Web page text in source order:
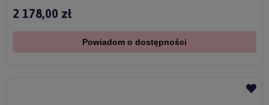
2 178,00 zł
Powiadom o dostępności